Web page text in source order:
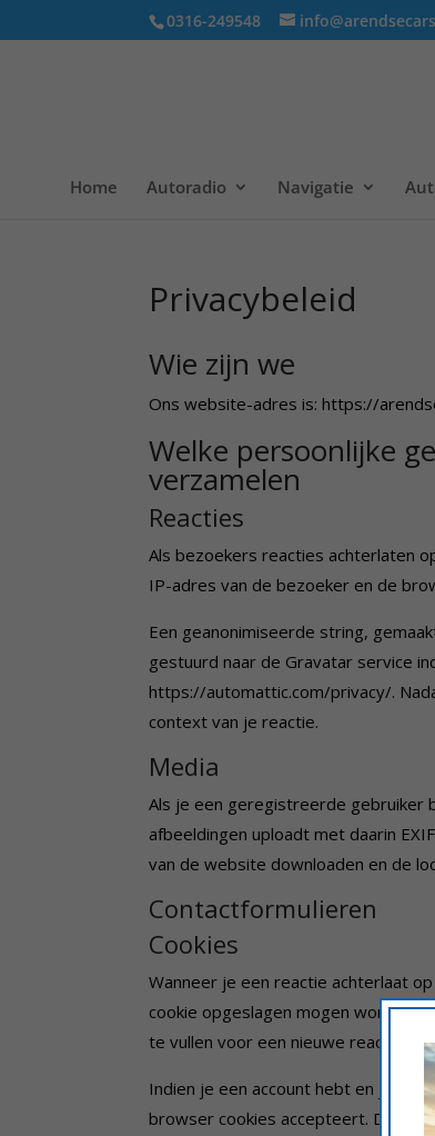
0316-249548
Home Autoradio Navigatie
Privacybeleid
Wie zijn we
Ons website-adres is: https://
Welke persoonlijke
verzamelen
Reacties
Als bezoekers reacties achterlaten
IP-adres van de bezoeker en de
Een geanonimiseerde string,
gestuurd naar de Gravatar service
https://automattic.com/privacy/.
context van je reactie.
Media
Als je een geregistreerde gebruiker
afbeeldingen uploadt met daarin
van de website downloaden en de
Contactformulieren
Cookies
Wanneer je een reactie achterlaat
cookie opgeslagen mogen worden.
te vullen voor een nieuwe reactie.
Indien je een account hebt en je
browser cookies accepteert. Deze